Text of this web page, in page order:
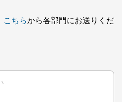
こちらから各部門にお送りくだ